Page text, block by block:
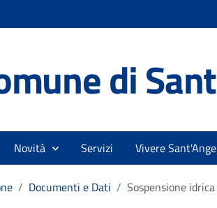
di
Novità Servizi Vivere
/ Documenti e Dati / Sospensione